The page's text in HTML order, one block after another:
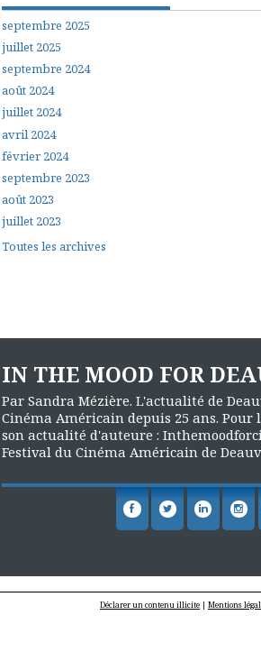
septembre 2025
juillet 2025
septembre 2024
août 2024
juillet 2024
avril 2024
février 2024
septembre 2023
août 2023
juillet 2023
Toutes les archives
IN THE MOOD FOR
Par Sandra Mézière. L'actualité de
Cinéma Américain depuis 25 ans.
son actualité d'auteure :
Festival du Cinéma Américain de
Déclarer un contenu illicite | Mentions